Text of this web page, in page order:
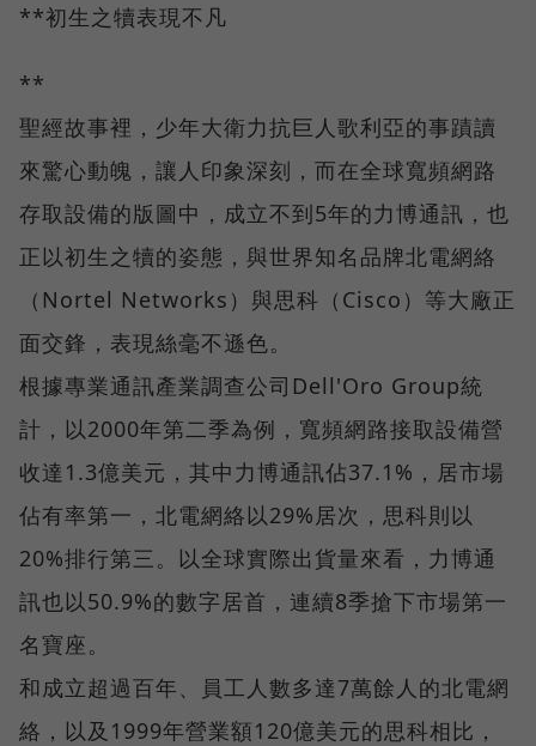
**初生之犢表現不凡
**
聖經故事裡，少年大衛力抗巨人歌利亞的事蹟讀
來驚心動魄，讓人印象深刻，而在全球寬頻網路
存取設備的版圖中，成立不到5年的力博通訊，也
正以初生之犢的姿態，與世界知名品牌北電網絡
（Nortel Networks）與思科（Cisco）等大廠正
面交鋒，表現絲毫不遜色。
根據專業通訊產業調查公司Dell'Oro Group統
計，以2000年第二季為例，寬頻網路接取設備營
收達1.3億美元，其中力博通訊佔37.1%，居市場
佔有率第一，北電網絡以29%居次，思科則以
20%排行第三。以全球實際出貨量來看，力博通
訊也以50.9%的數字居首，連續8季搶下市場第一
名寶座。
和成立超過百年、員工人數多達7萬餘人的北電網
絡，以及1999年營業額120億美元的思科相比，